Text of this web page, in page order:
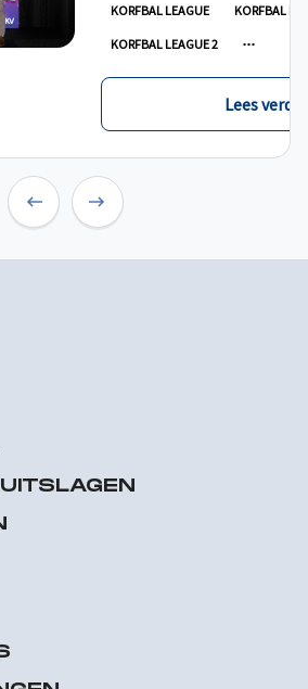
KORFBAL LEAGUE KORFBAL
KORFBAL LEAGUE 2
Lees verder